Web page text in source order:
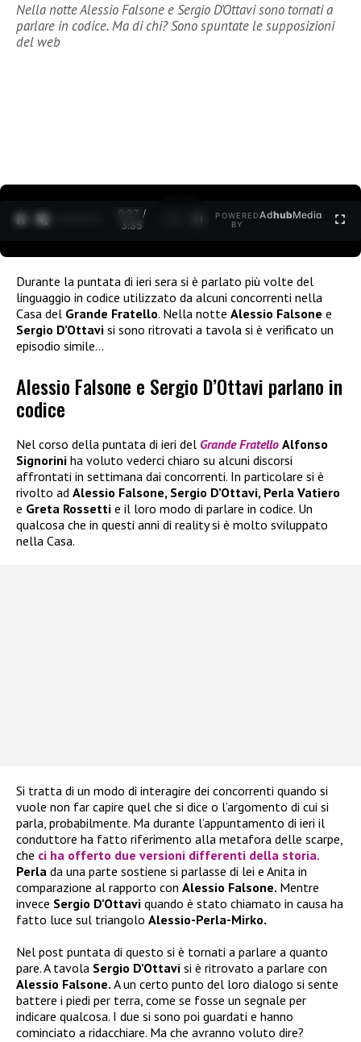
Nella notte Alessio Falsone e Sergio D’Ottavi sono tornati a
parlare in codice. Ma di chi? Sono spuntate le supposizioni
del web
0:28 /
3:35
POWERED
BY
AdhubMedia
Durante la puntata di ieri sera si è parlato più volte del
linguaggio in codice utilizzato da alcuni concorrenti nella
Casa del Grande Fratello. Nella notte Alessio Falsone e
Sergio D’Ottavi si sono ritrovati a tavola si è verificato un
episodio simile…
Alessio Falsone e Sergio D’Ottavi parlano in
codice
Nel corso della puntata di ieri del Grande Fratello Alfonso
Signorini ha voluto vederci chiaro su alcuni discorsi
affrontati in settimana dai concorrenti. In particolare si è
rivolto ad Alessio Falsone, Sergio D’Ottavi, Perla Vatiero
e Greta Rossetti e il loro modo di parlare in codice. Un
qualcosa che in questi anni di reality si è molto sviluppato
nella Casa.
Si tratta di un modo di interagire dei concorrenti quando si
vuole non far capire quel che si dice o l’argomento di cui si
parla, probabilmente. Ma durante l’appuntamento di ieri il
conduttore ha fatto riferimento alla metafora delle scarpe,
che ci ha offerto due versioni differenti della storia.
Perla da una parte sostiene si parlasse di lei e Anita in
comparazione al rapporto con Alessio Falsone. Mentre
invece Sergio D’Ottavi quando è stato chiamato in causa ha
fatto luce sul triangolo Alessio-Perla-Mirko.
Nel post puntata di questo si è tornati a parlare a quanto
pare. A tavola Sergio D’Ottavi si è ritrovato a parlare con
Alessio Falsone. A un certo punto del loro dialogo si sente
battere i piedi per terra, come se fosse un segnale per
indicare qualcosa. I due si sono poi guardati e hanno
cominciato a ridacchiare. Ma che avranno voluto dire?